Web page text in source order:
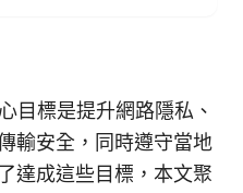
目標是提升網路隱私、
輸安全，同時遵守當地
達成這些目標，本文聚